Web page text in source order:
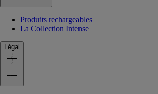
Produits rechargeables
La Collection Intense
Légal